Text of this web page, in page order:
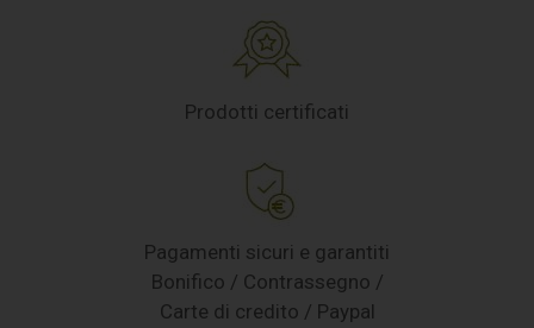
Prodotti certificati
Pagamenti sicuri e garantiti
Bonifico / Contrassegno /
Carte di credito / Paypal